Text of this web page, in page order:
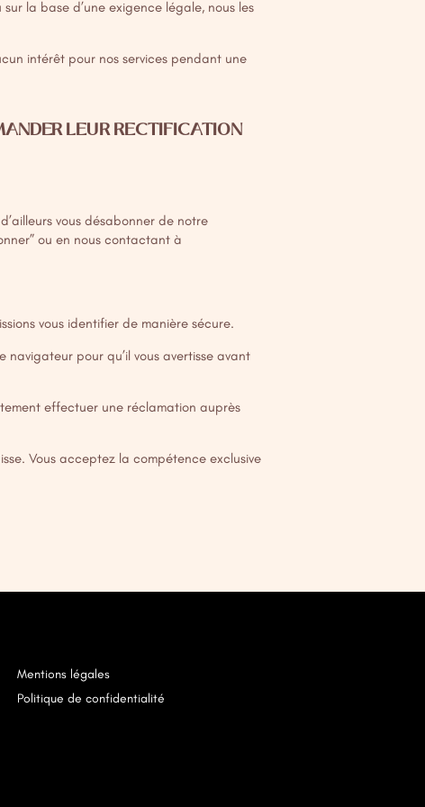
la base d’une exigence légale, nous les
intérêt pour nos services pendant une
LEUR RECTIFICATION
vous désabonner de notre
ou en nous contactant à
vous identifier de manière sécure.
navigateur pour qu’il vous avertisse avant
effectuer une réclamation auprès
Vous acceptez la compétence exclusive
Mentions légales
Politique de confidentialité